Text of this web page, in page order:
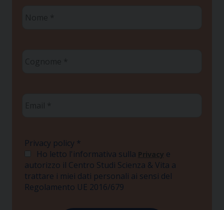
Privacy policy *
Ho letto l'informativa sulla Privacy e
autorizzo il Centro Studi Scienza & Vita a
trattare i miei dati personali ai sensi del
Regolamento UE 2016/679